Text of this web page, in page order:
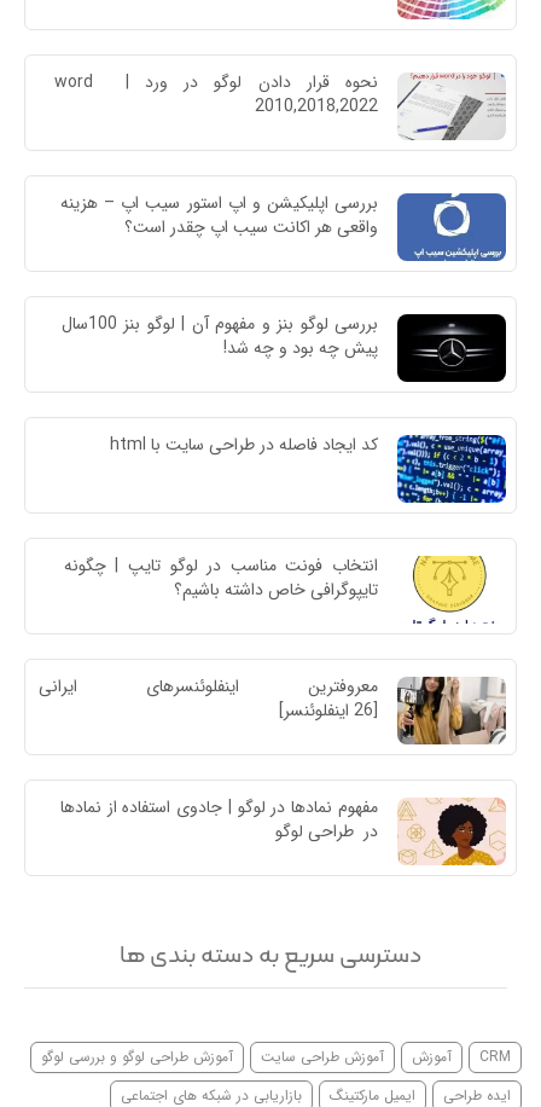
نحوه قرار دادن لوگو در ورد | word
2010,2018,2022
بررسی اپلیکیشن و اپ استور سیب اپ – هزینه
واقعی هر اکانت سیب اپ چقدر است؟
بررسی لوگو بنز و مفهوم آن | لوگو بنز 100سال
پیش چه بود و چه شد!
کد ایجاد فاصله در طراحی سایت با html
انتخاب فونت مناسب در لوگو تایپ | چگونه
تایپوگرافی خاص داشته باشیم؟
معروفترین اینفلوئنسرهای
[26 اینفلوئنسر]
مفهوم نمادها در لوگو | جادوی استفاده از نمادها
در  طراحی لوگو
دسترسی سریع به دسته بندی ها
CRM آموزش آموزش طراحی سایت
آموزش طراحی لوگو و بررسی لوگو
ایده طراحی
ایمیل مارکتینگ بازاریابی در شبکه های اجتماعی